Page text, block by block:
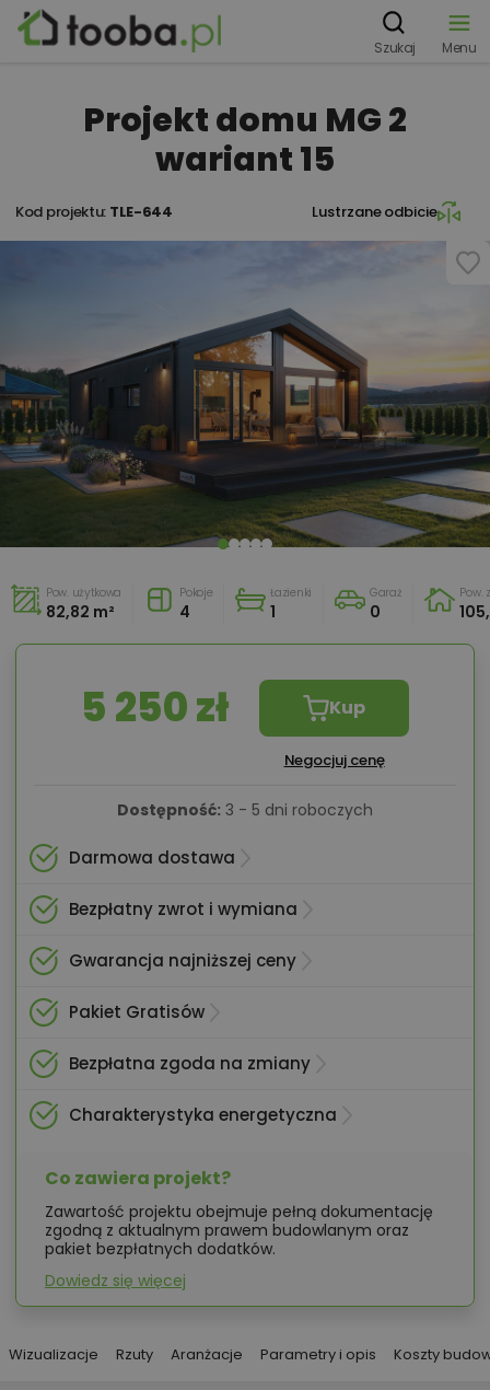
Szukaj Menu
Projekt domu MG 2
wariant 15
Kod projektu: TLE-644 Lustrzane odbicie
Pow. użytkowa
82,82 m²
Pokoje
4
Łazienki
1
Garaż
0
Pow.
5 250 zł Kup
Negocjuj cenę
Dostępność: 3 - 5 dni roboczych
Darmowa dostawa
Bezpłatny zwrot i wymiana
Gwarancja najniższej ceny
Pakiet Gratisów
Bezpłatna zgoda na zmiany
Charakterystyka energetyczna
Co zawiera projekt?
Zawartość projektu obejmuje pełną dokumentację
zgodną z aktualnym prawem budowlanym oraz
pakiet bezpłatnych dodatków.
Dowiedz się więcej
Wizualizacje Rzuty Aranżacje Parametry i opis Koszty